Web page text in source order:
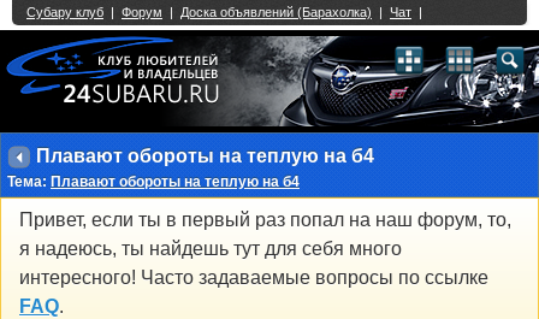
Плавают обороты на теплую на б4
Тема: Плавают обороты на теплую на б4
Привет, если ты в первый раз попал на наш форум, то,
я надеюсь, ты найдешь тут для себя много
интересного! Часто задаваемые вопросы по ссылке
FAQ.
Single Sign On provided byvBSSO
2 3 4 5 6 7 8 9 10 11 12 13 14 15 16 17 18 21 22 23 24 25 26
27 28 29 30 31 32 33 34 35 36 37 38 39 40 41 42 43